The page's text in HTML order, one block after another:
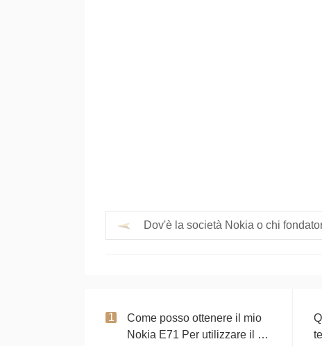
Dov'è la società Nokia o chi
Come posso ottenere il mio
Nokia E71 Per utilizzare il Wi